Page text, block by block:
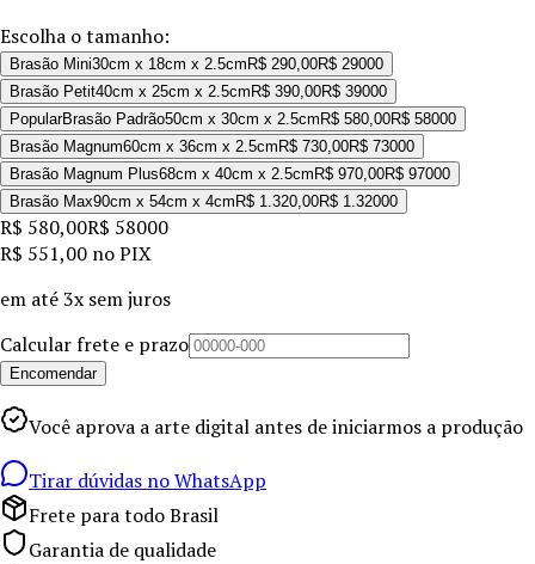
Escolha o tamanho:
Brasão Mini30cm x 18cm x 2.5cm R$ 290,00R$ 29000
Brasão Petit40cm x 25cm x 2.5cm R$ 390,00R$ 39000
PopularBrasão Padrão50cm x 30cm x 2.5cm R$ 580,00R$ 58000
Brasão Magnum60cm x 36cm x 2.5cm R$ 730,00R$ 73000
Brasão Magnum Plus68cm x 40cm x 2.5cm R$ 970,00R$ 97000
Brasão Max90cm x 54cm x 4cm R$ 1.320,00R$ 1.32000
R$ 580,00R$ 58000
R$ 551,00 no PIX
em até3x sem juros
Calcular frete e prazo
Encomendar
Você aprova a arte digital antes de iniciarmos a produção
Tirar dúvidas no WhatsApp
Frete para todo Brasil
Garantia de qualidade